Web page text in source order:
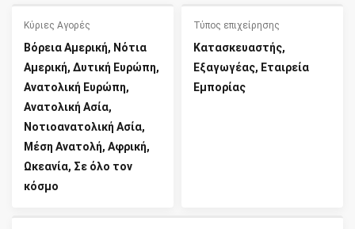
Κύριες Αγορές
Βόρεια Αμερική, Νότια
Αμερική, Δυτική Ευρώπη,
Ανατολική Ευρώπη,
Ανατολική Ασία,
Νοτιοανατολική Ασία,
Μέση Ανατολή, Αφρική,
Ωκεανία, Σε όλο τον
κόσμο
Τύπος επιχείρησης
Κατασκευαστής,
Εξαγωγέας, Εταιρεία
Εμπορίας